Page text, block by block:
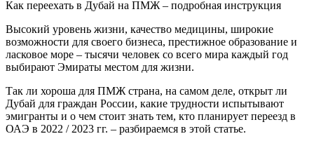
Как переехать в Дубай на ПМЖ – подробная инструкция
Высокий уровень жизни, качество медицины, широкие
возможности для своего бизнеса, престижное образование и
ласковое море – тысячи человек со всего мира каждый год
выбирают Эмираты местом для жизни.
Так ли хороша для ПМЖ страна, на самом деле, открыт ли
Дубай для граждан России, какие трудности испытывают
эмигранты и о чем стоит знать тем, кто планирует переезд в
ОАЭ в 2022 / 2023 гг. – разбираемся в этой статье.